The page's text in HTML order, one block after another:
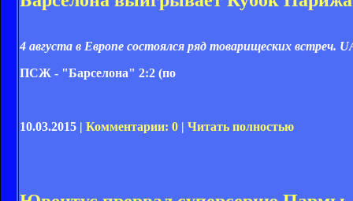
4 августа в Европе состоялся ряд товарищеских встреч.
ПСЖ - "Барселона" 2:2 (по
10.03.2015 | Комментарии: 0 | Читать полностью